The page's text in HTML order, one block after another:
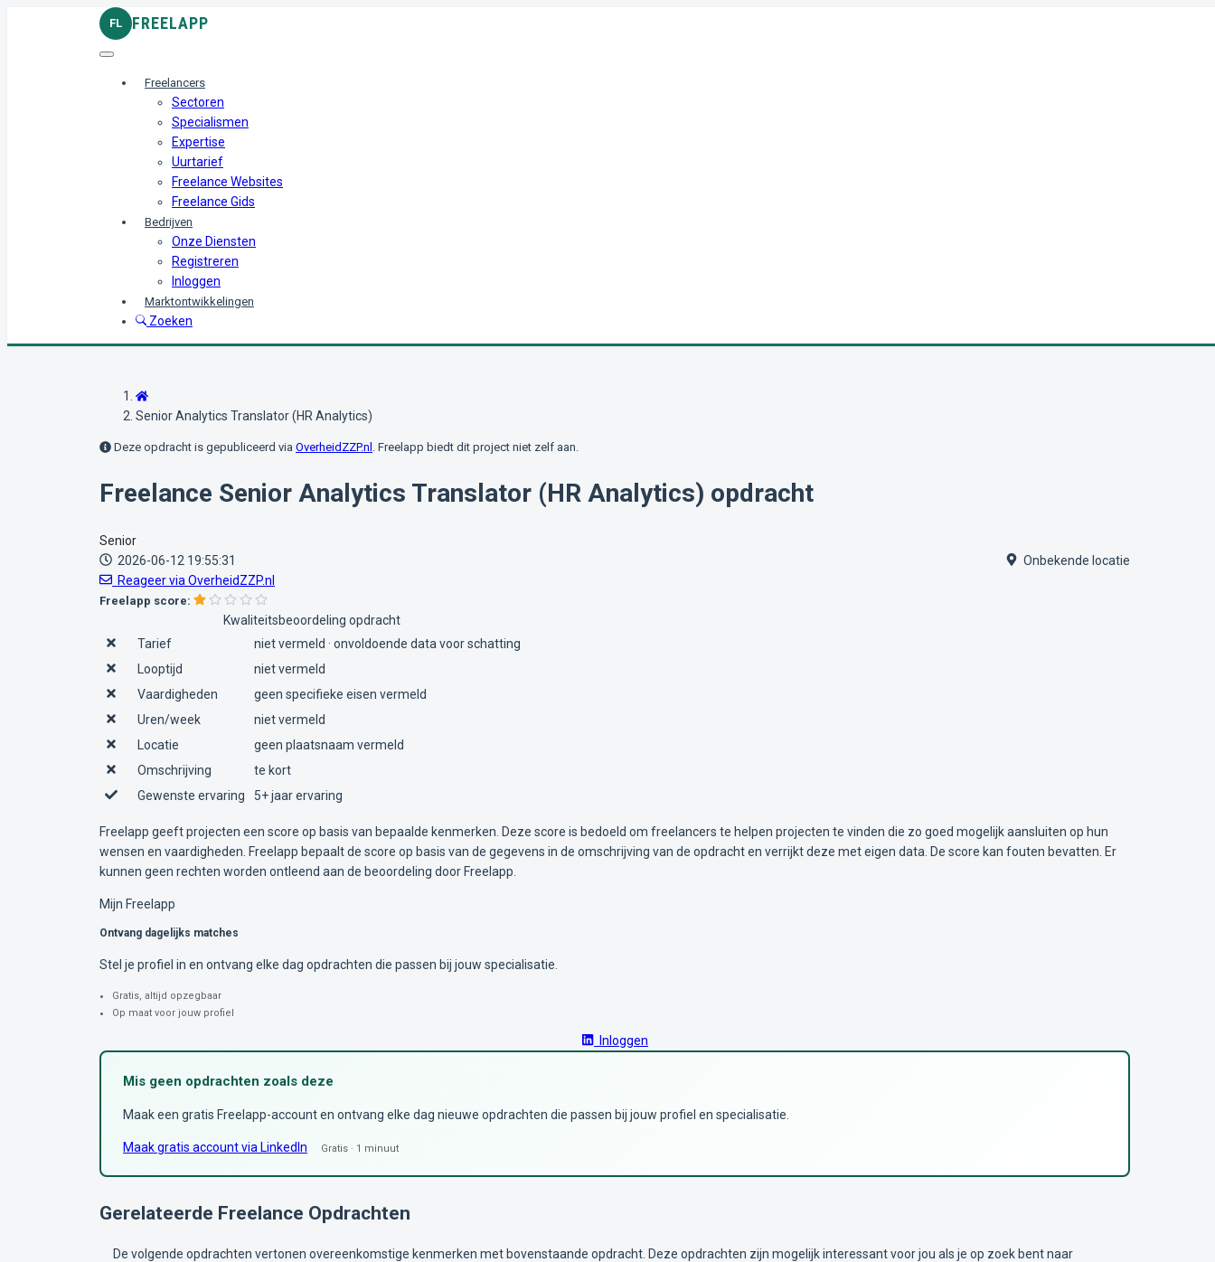
FL FREELAPP
Freelancers
Sectoren
Specialismen
Expertise
Uurtarief
Freelance Websites
Freelance Gids
Bedrijven
Onze Diensten
Registreren
Inloggen
Marktontwikkelingen
Zoeken
Senior Analytics Translator (HR Analytics)
Deze opdracht is gepubliceerd via OverheidZZP.nl . Freelapp biedt dit project niet zelf aan.
Freelance Senior Analytics Translator (HR Analytics) opdracht
Senior
2026-06-12 19:55:31
Onbekende locatie
Reageer via OverheidZZP.nl
Freelapp score:
Kwaliteitsbeoordeling opdracht
Tarief
niet vermeld · onvoldoende data voor schatting
Looptijd
niet vermeld
Vaardigheden
geen specifieke eisen vermeld
Uren/week
niet vermeld
Locatie
geen plaatsnaam vermeld
Omschrijving
te kort
Gewenste ervaring
5+ jaar ervaring
Freelapp geeft projecten een score op basis van bepaalde kenmerken. Deze score is bedoeld om freelancers te helpen projecten te vinden die zo goed mogelijk aansluiten op hun
wensen en vaardigheden. Freelapp bepaalt de score op basis van de gegevens in de omschrijving van de opdracht en verrijkt deze met eigen data. De score kan fouten bevatten. Er
kunnen geen rechten worden ontleend aan de beoordeling door Freelapp.
Mijn Freelapp
Ontvang dagelijks matches
Stel je profiel in en ontvang elke dag opdrachten die passen bij jouw specialisatie.
Gratis, altijd opzegbaar
Op maat voor jouw profiel
Inloggen
Mis geen opdrachten zoals deze
Maak een gratis Freelapp-account en ontvang elke dag nieuwe opdrachten die passen bij jouw profiel en specialisatie.
Maak gratis account via LinkedIn Gratis · 1 minuut
Gerelateerde Freelance Opdrachten
De volgende opdrachten vertonen overeenkomstige kenmerken met bovenstaande opdracht. Deze opdrachten zijn mogelijk interessant voor jou als je op zoek bent naar